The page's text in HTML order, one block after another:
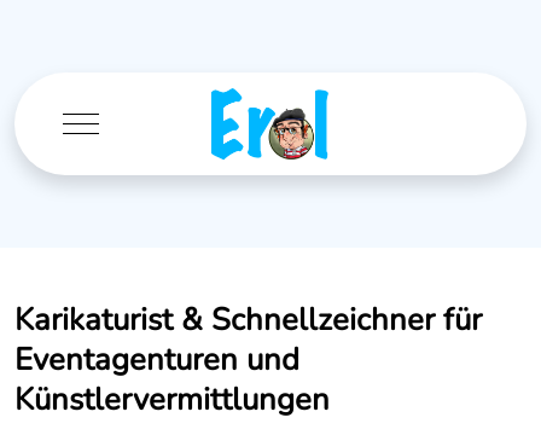
Mobile Menu Toggle
Karikaturist & Schnellzeichner für
Eventagenturen und
Künstlervermittlungen